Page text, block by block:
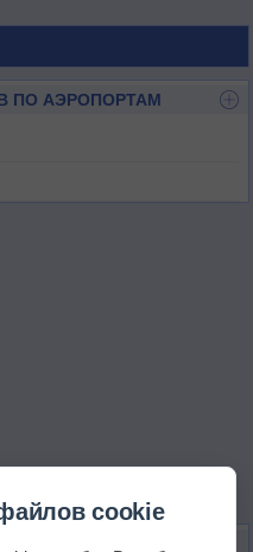
ПО АЭРОПОРТАМ
cookie